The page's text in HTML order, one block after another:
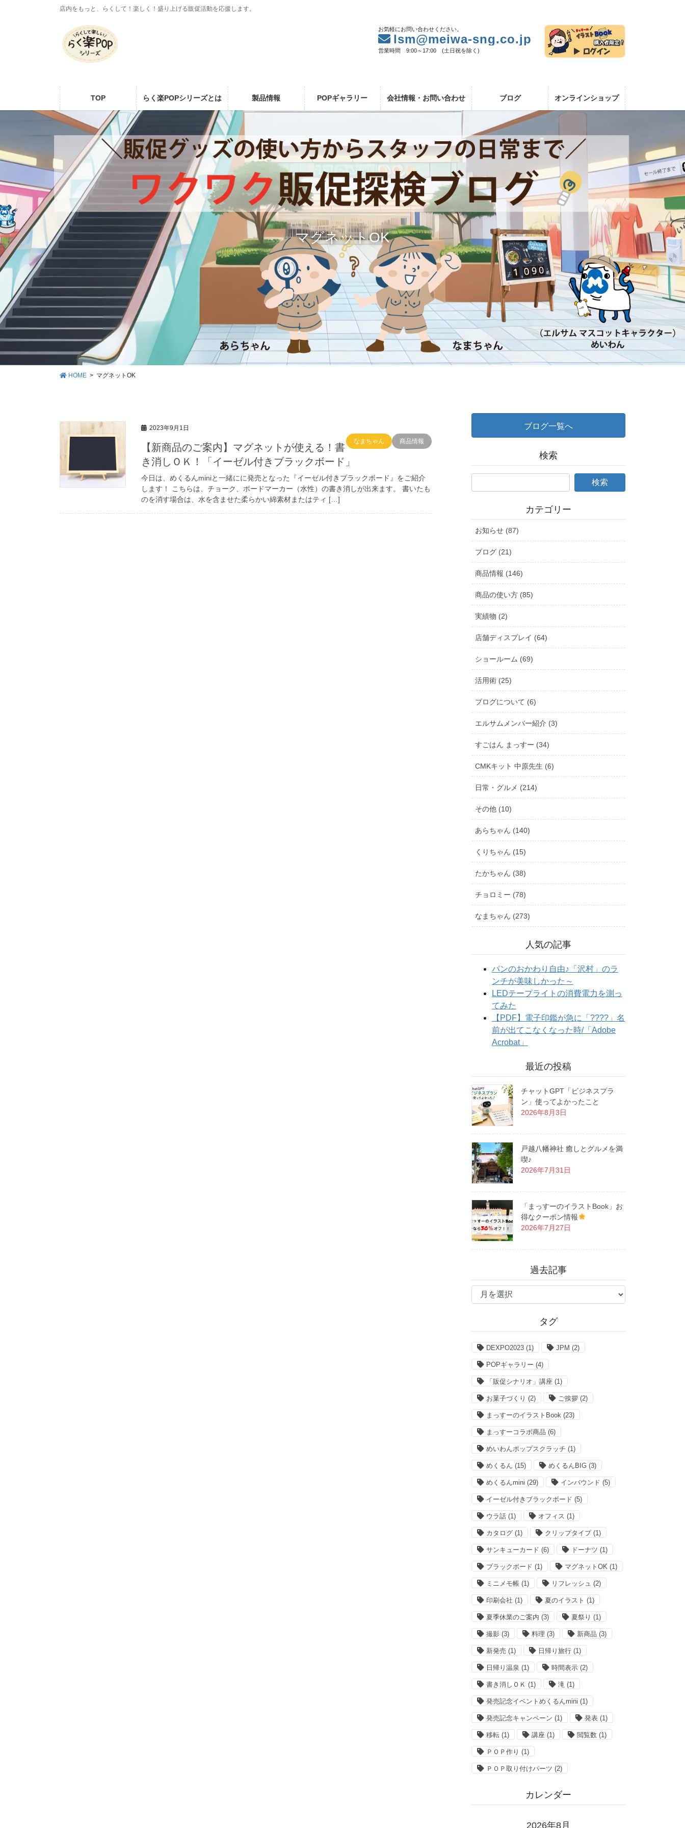
店内をもっと、らくして！楽しく！盛り上げる販促活動を応援します。
お気軽にお問い合わせください。
lsm@meiwa-sng.co.jp
営業時間 9:00～17:00 (土日祝を除く)
TOP らく楽POPシリーズとは 製品情報 POPギャラリー 会社情報・お問い合わせ ブログ オンラインショップ
マグネットOK
HOME マグネットOK
2023年9月1日
商品情報
なまちゃん
【新商品のご案内】マグネットが使える！書
き消しＯＫ！「イーゼル付きブラックボード」
今日は、めくるんminiと一緒にに発売となった『イーゼル付きブラックボード』をご紹介
します！ こちらは、チョーク、ボードマーカー（水性）の書き消しが出来ます。 書いたも
のを消す場合は、水を含ませた柔らかい綿素材またはティ […]
ブログ一覧へ
検索
カテゴリー
お知らせ (87)
ブログ (21)
商品情報 (146)
商品の使い方 (85)
実績物 (2)
店舗ディスプレイ (64)
ショールーム (69)
活用術 (25)
ブログについて (6)
エルサムメンバー紹介 (3)
すごはん まっすー (34)
CMKキット 中原先生 (6)
日常・グルメ (214)
その他 (10)
あらちゃん (140)
くりちゃん (15)
たかちゃん (38)
チョロミー (78)
なまちゃん (273)
人気の記事
最近の投稿
チャットGPT「ビジネスプラ
ン」使ってよかったこと
2026年8月3日
戸越八幡神社 癒しとグルメを満
喫♪
2026年7月31日
「まっすーのイラストBook」お
得なクーポン情報
2026年7月27日
過去記事
過
タグ
DEXPO2023 (1) JPM (2)
POPギャラリー (4)
「販促シナリオ」講座 (1)
お菓子づくり (2) ご挨拶 (2)
まっすーのイラストBook (23)
まっすーコラボ商品 (6)
めいわんポップスクラッチ (1)
めくるん (15) めくるんBIG (3)
めくるんmini (29) インバウンド (5)
イーゼル付きブラックボード (5)
ウラ話 (1) オフィス (1)
カタログ (1) クリップタイプ(1)
サンキューカード (6) ドーナツ (1)
ブラックボード (1) マグネットOK (1)
ミニメモ帳 (1) リフレッシュ (2)
印刷会社 (1) 夏のイラスト (1)
夏季休業のご案内 (3) 夏祭り (1)
撮影 (3) 料理 (3) 新商品 (3)
新発売 (1) 日帰り旅行 (1)
日帰り温泉 (1) 時間表示 (2)
書き消しＯＫ (1) 滝 (1)
発売記念イベントめくるんmini (1)
発売記念キャンペーン (1) 発表 (1)
移転 (1) 講座 (1) 閲覧数 (1)
ＰＯＰ作り (1)
ＰＯＰ取り付けパーツ (2)
カレンダー
2026年8月